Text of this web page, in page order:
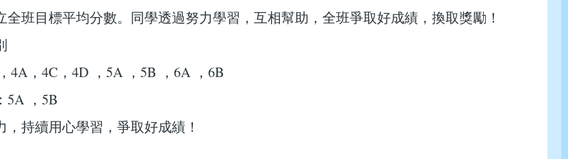
全班目標平均分數。同學透過努力學習，互相幫助，全班爭取好成績，換取獎勵！
4A，4C，4D ，5A ，5B ，6A ，6B
5A ，5B
持續用心學習，爭取好成績！